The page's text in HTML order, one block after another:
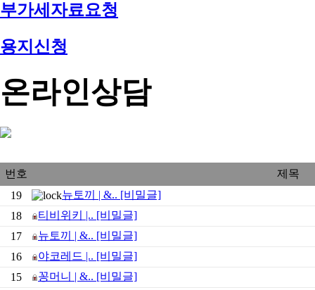
부가세자료요청
용지신청
온라인상담
번호
제목
19
뉴토끼 | &.. [비밀글]
18
티비위키 |.. [비밀글]
17
뉴토끼 | &.. [비밀글]
16
야코레드 |.. [비밀글]
15
꽁머니 | &.. [비밀글]